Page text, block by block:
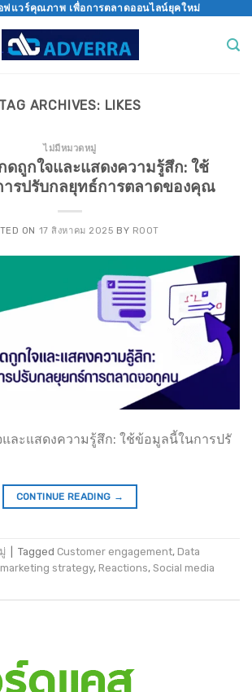
ฟแวร์คุณภาพ เพื่อการตลาดออนไลน์ยุคใหม่
TAG ARCHIVES: LIKES
ไม่มีหมวดหมู่
ดถูกใจและแสดงความรู้สึก: ใช้
รปรับกลยุทธ์การตลาดของคุณ
ON 17 สิงหาคม 2025 BY ROOT
ละแสดงความรู้สึก: ใช้ข้อมูลนี้ในการปรั
CONTINUE READING →
Tagged Customer engagement, Data
strategy, Reactions, Social media